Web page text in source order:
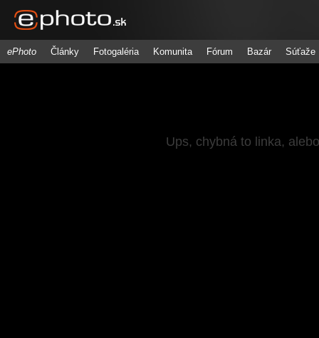
ePhoto Články Fotogaléria Komunita Fórum Bazár Súťaže
Ups, chybná to linka,